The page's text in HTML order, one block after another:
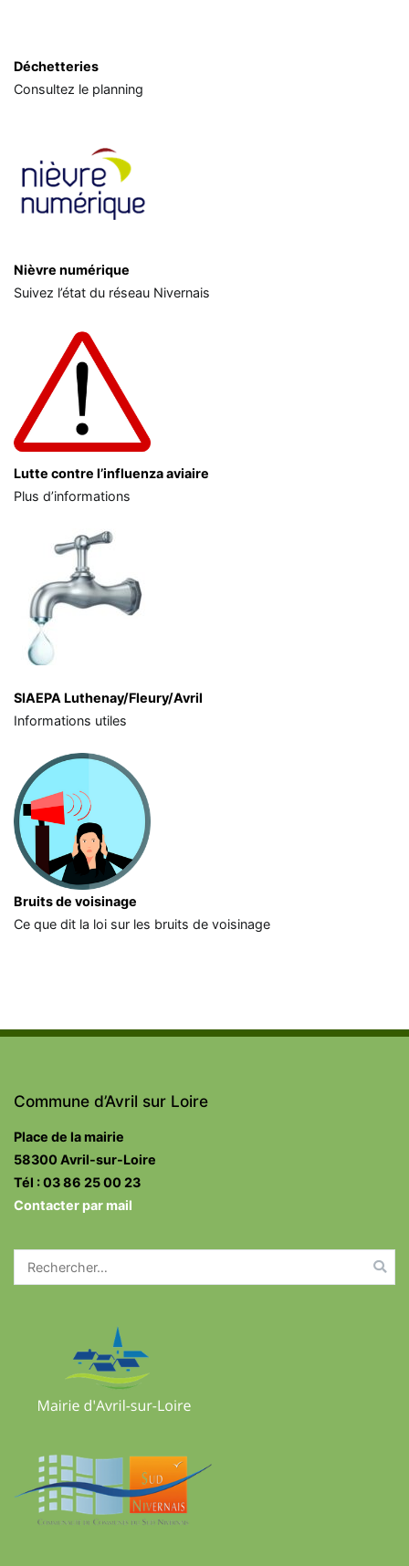
Déchetteries
Consultez le planning
Nièvre numérique
Suivez l’état du réseau Nivernais
Lutte contre l’influenza aviaire
Plus d’informations
SIAEPA Luthenay/Fleury/Avril
Informations utiles
Bruits de voisinage
Ce que dit la loi sur les bruits de voisinage
Commune d’Avril sur Loire
Place de la mairie
58300 Avril-sur-Loire
Tél : 03 86 25 00 23
Contacter par mail